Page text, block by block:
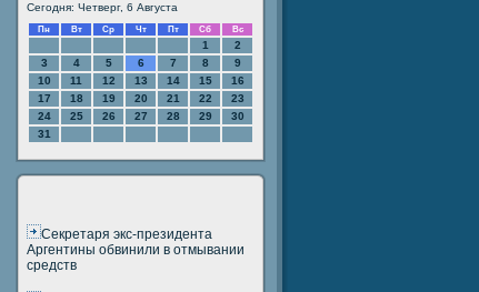
Сегодня: Четверг, 6 Августа
Пн Вт Ср Чт Пт Сб Вс
1
2
3
4 5 6 7 8
9
10
11 12 13 14 15
16
17
18 19 20 21 22
23
24
25 26 27 28 29
30
31
Cекретаря экс-президента
Аргентины обвинили в отмывании
средств